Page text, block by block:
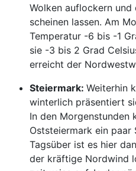
Wolken auflockern und
scheinen lassen. Am
Temperatur -6 bis -1
sie -3 bis 2 Grad
erreicht der
Steiermark: Weiterhin
winterlich präsentiert
In den Morgenstunden
Oststeiermark ein paar
Tagsüber ist es hier
der kräftige Nordwind